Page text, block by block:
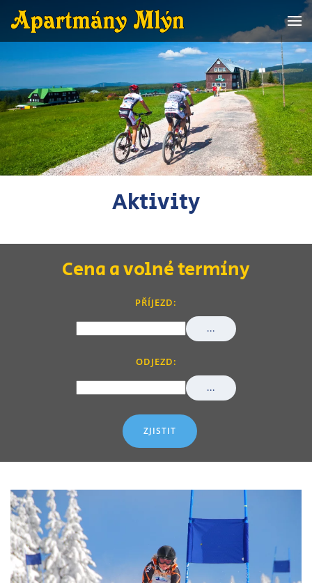
Přejít na hlavní obsah
Aktivity
Cena a volné termíny
PŘÍJEZD:
...
ODJEZD:
...
ZJISTIT